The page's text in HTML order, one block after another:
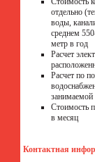
отдельно
воды,
среднем
метр в год
Расчет
Расчет по
Стоимость
в месяц
Контактная